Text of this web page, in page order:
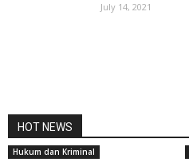
July 14, 2021
HOT NEWS
Hukum dan Kriminal